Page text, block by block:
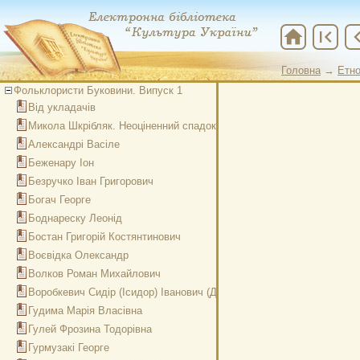
Головна →
home first_page chevron_left
Фольклористи Буковини. Випуск 1
Від укладачів
Микола Шкрібляк. Неоціненний спадок творчості народу
Александрі Васіле
Беженару Іон
Безручко Іван Григорович
Богач Георге
Боднареску Леонід
Бостан Григорій Костянтинович
Воєвідка Олександр
Волков Роман Михайлович
Воробкевич Сидір (Ісидор) Іванович (Данило Млака)
Гудима Марія Власівна
Гулей Фрозина Тодорівна
Гурмузакі Георге